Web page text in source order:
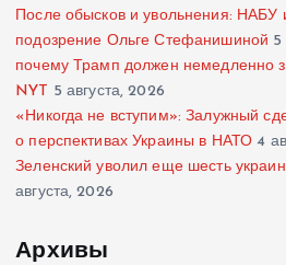
После обысков и увольнения: НАБУ
подозрение Ольге Стефанишиной 5
почему Трамп должен немедленно
NYT 5 августа, 2026
«Никогда не вступим»: Залужный
о перспективах Украины в НАТО 4
Зеленский уволил еще шесть
августа, 2026
Архивы